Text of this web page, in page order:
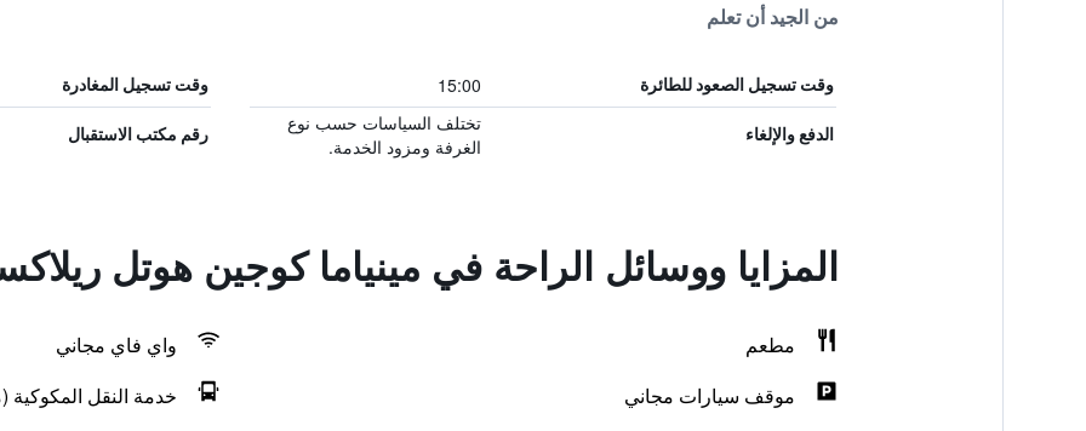
من الجيد أن تعلم
وقت تسجيل الصعود للطائرة 15:00 وقت تسجيل المغادرة
الدفع والإلغاء
تختلف السياسات حسب نوع
الغرفة ومزود الخدمة.
رقم مكتب الاستقبال
المزايا ووسائل الراحة في مينياما كوجين هوتل
مطعم
واي فاي مجاني
موقف سيارات مجاني
خدمة النقل المكوكية